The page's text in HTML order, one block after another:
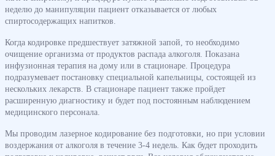
неделю до манипуляции пациент отказывается от любых
спиртосодержащих напитков.
Когда кодировке предшествует затяжной запой, то необходимо
очищение организма от продуктов распада алкоголя. Показана
инфузионная терапия на дому или в стационаре. Процедура
подразумевает постановку специальной капельницы, состоящей из
нескольких лекарств. В стационаре пациент также пройдет
расширенную диагностику и будет под постоянным наблюдением
медицинского персонала.
Мы проводим лазерное кодирование без подготовки, но при условии
воздержания от алкоголя в течение 3-4 недель. Как будет проходить